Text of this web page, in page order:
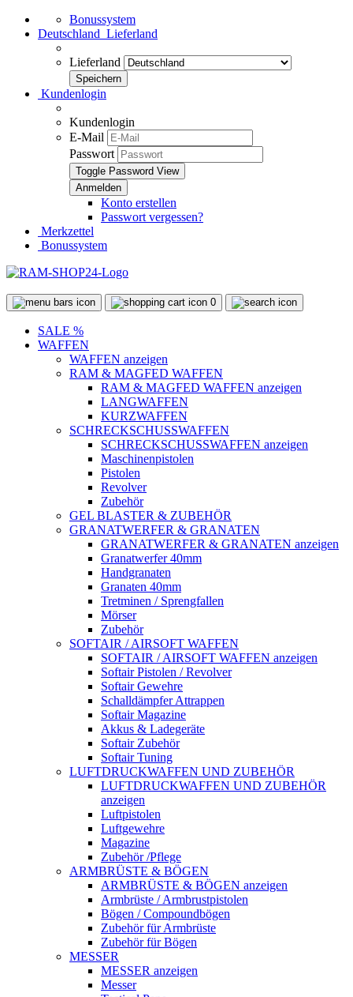
Bonussystem
Deutschland Lieferland
Lieferland
Kundenlogin
Kundenlogin
E-Mail
Passwort
Toggle Password View
Konto erstellen
Passwort vergessen?
Merkzettel
Bonussystem
0
SALE %
WAFFEN
WAFFEN anzeigen
RAM & MAGFED WAFFEN
RAM & MAGFED WAFFEN anzeigen
LANGWAFFEN
KURZWAFFEN
SCHRECKSCHUSSWAFFEN
SCHRECKSCHUSSWAFFEN anzeigen
Maschinenpistolen
Pistolen
Revolver
Zubehör
GEL BLASTER & ZUBEHÖR
GRANATWERFER & GRANATEN
GRANATWERFER & GRANATEN anzeigen
Granatwerfer 40mm
Handgranaten
Granaten 40mm
Tretminen / Sprengfallen
Mörser
Zubehör
SOFTAIR / AIRSOFT WAFFEN
SOFTAIR / AIRSOFT WAFFEN anzeigen
Softair Pistolen / Revolver
Softair Gewehre
Schalldämpfer Attrappen
Softair Magazine
Akkus & Ladegeräte
Softair Zubehör
Softair Tuning
LUFTDRUCKWAFFEN UND ZUBEHÖR
LUFTDRUCKWAFFEN UND ZUBEHÖR
anzeigen
Luftpistolen
Luftgewehre
Magazine
Zubehör /Pflege
ARMBRÜSTE & BÖGEN
ARMBRÜSTE & BÖGEN anzeigen
Armbrüste / Armbrustpistolen
Bögen / Compoundbögen
Zubehör für Armbrüste
Zubehör für Bögen
MESSER
MESSER anzeigen
Messer